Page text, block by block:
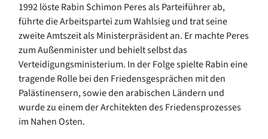
1992 löste Rabin Schimon Peres als Parteiführer ab,
führte die Arbeitspartei zum Wahlsieg und trat seine
zweite Amtszeit als Ministerpräsident an. Er machte Peres
zum Außenminister und behielt selbst das
Verteidigungsministerium. In der Folge spielte Rabin eine
tragende Rolle bei den Friedensgesprächen mit den
Palästinensern, sowie den arabischen Ländern und
wurde zu einem der Architekten des Friedensprozesses
im Nahen Osten.